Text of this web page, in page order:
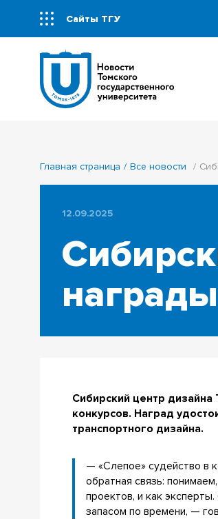
Сайты ТГУ
Главная страница Все новости
12.09.2025
Сибирский центр
конкурсов. Наград
транспортного дизайна.
— «Слепое» судейство в
обратная связь:
проектов, и как
запасом по времени, —